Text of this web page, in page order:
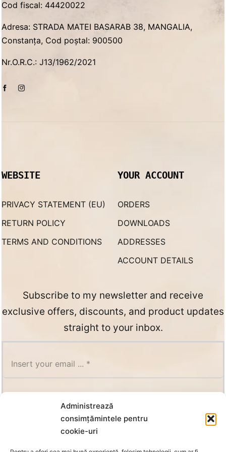
Administrează
consimțămintele pentru
cookie-uri
Cod fiscal: 44420022
Adresa: STRADA MATEI BASARAB 38, MANGALIA,
Constanța, Cod poștal: 900500
Nr.O.R.C.: J13/1962/2021
WEBSITE
PRIVACY STATEMENT (EU)
RETURN POLICY
TERMS AND CONDITIONS
YOUR ACCOUNT
ORDERS
DOWNLOADS
ADDRESSES
ACCOUNT DETAILS
Subscribe to my newsletter and receive
exclusive offers, discounts, and product updates
straight to your inbox.
SUBSCRIBE